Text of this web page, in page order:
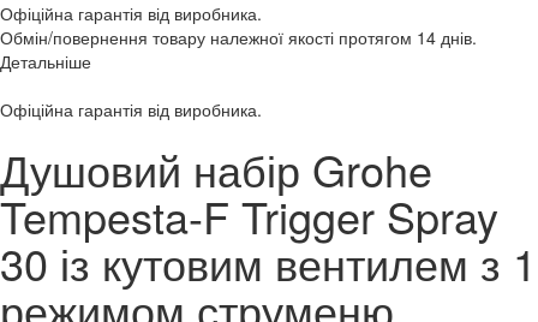
Офіційна гарантія від виробника.
Обмін/повернення товару належної якості протягом 14 днів.
Детальніше
Офіційна гарантія від виробника.
Душовий набір Grohe
Tempesta-F Trigger Spray
30 із кутовим вентилем з 1
режимом струменю